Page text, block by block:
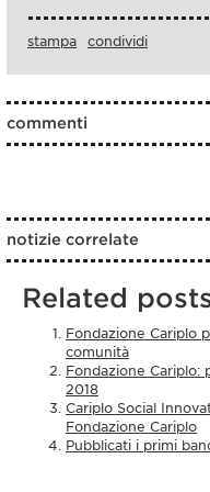
stampa condividi
commenti
notizie correlate
Related
Fondazione Cariplo
comunità
Fondazione
2018
Cariplo Social
Fondazione Cariplo
Pubblicati i primi